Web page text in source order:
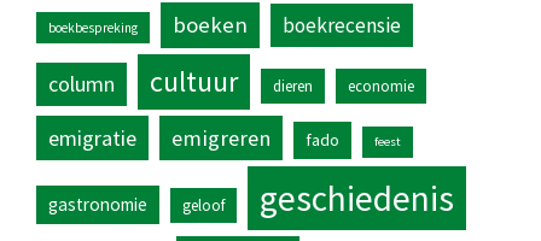
boekbespreking boeken boekrecensie
column cultuur dieren economie
emigratie emigreren fado feest
gastronomie geloof geschiedenis